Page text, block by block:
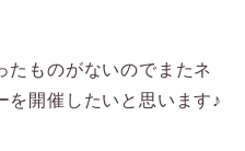
たものがないのでまたネ
を開催したいと思います♪